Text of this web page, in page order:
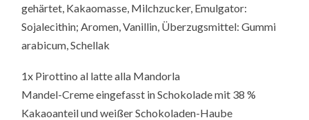
gehärtet, Kakaomasse, Milchzucker, Emulgator:
Sojalecithin; Aromen, Vanillin, Überzugsmittel: Gummi
arabicum, Schellak
1x Pirottino al latte alla Mandorla
Mandel-Creme eingefasst in Schokolade mit 38 %
Kakaoanteil und weißer Schokoladen-Haube